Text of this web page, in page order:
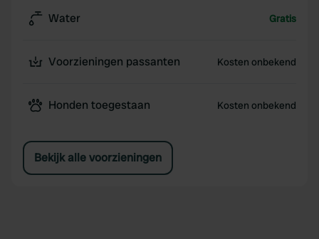
Water Gratis
Voorzieningen passanten Kosten onbekend
Honden toegestaan Kosten onbekend
Bekijk alle voorzieningen